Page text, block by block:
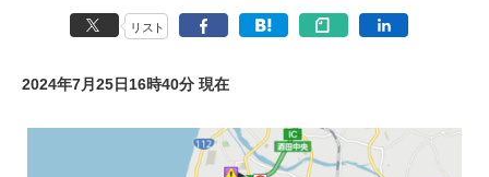
リスト
2024年7月25日16時40分 現在